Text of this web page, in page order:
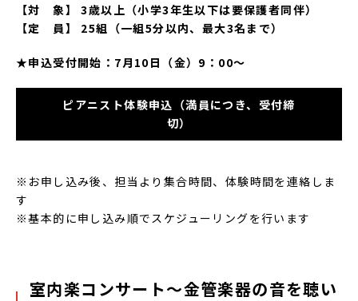
【対 象】 3歳以上（小学3年生以下は要保護者同伴）
【定 員】 25組（一組5分以内、最大3名まで）
★申込受付開始：7月10日（金）9：00～
ピアニスト体験申込（満員につき、受付締
切）
※お申し込み後、担当より集合時間、体験時間を連絡しま
す
※基本的に申し込み順でスケジューリングを行います
室内楽コンサート～金管楽器の音を聴い